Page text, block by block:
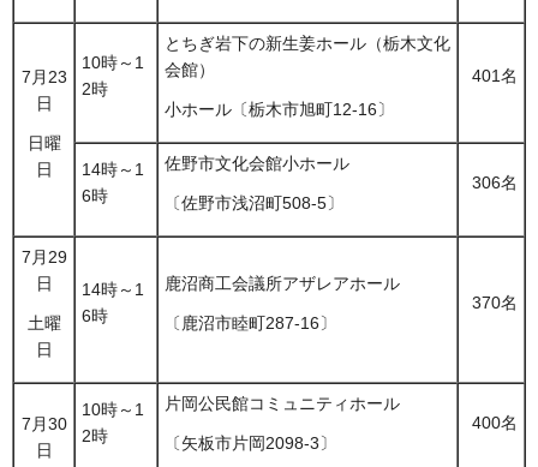
7月23
日
日曜
日
10時～1
2時
とちぎ岩下の新生姜ホール（栃木文化
会館）
小ホール〔栃木市旭町12-16〕
401名
14時～1
6時
佐野市文化会館小ホール
〔佐野市浅沼町508-5〕
306名
7月29
日
土曜
日
14時～1
6時
鹿沼商工会議所アザレアホール
〔鹿沼市睦町287-16〕
370名
7月30
日
10時～1
2時
片岡公民館コミュニティホール
〔矢板市片岡2098-3〕
400名